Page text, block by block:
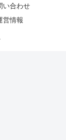
い合わせ
営情報